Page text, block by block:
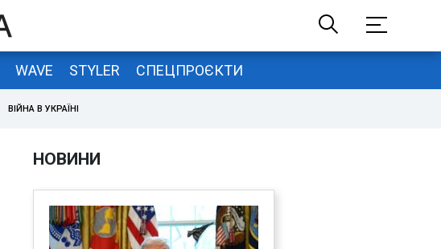
WAVE STYLER СПЕЦПРОЄКТИ
ВІЙНА В УКРАЇНІ
НОВИНИ